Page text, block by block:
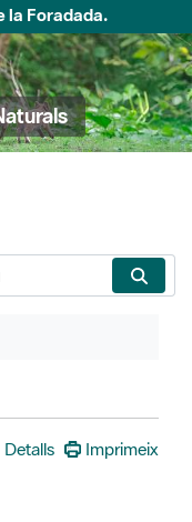
la Foradada.
Detalls Imprimeix